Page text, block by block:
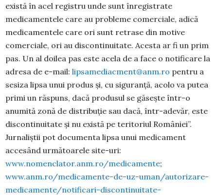
există în acel registru unde sunt înregistrate
medicamentele care au probleme comerciale, adică
medicamentele care ori sunt retrase din motive
comerciale, ori au discontinuitate. Acesta ar fi un prim
pas. Un al doilea pas este acela de a face o notificare la
adresa de e-mail: lipsamediacment@anm.ro pentru a
sesiza lipsa unui produs și, cu siguranță, acolo va putea
primi un răspuns, dacă produsul se găsește într-o
anumită zonă de distribuție sau dacă, într-adevăr, este
discontinuitate și nu există pe teritoriul României”.
Jurnaliștii pot documenta lipsa unui medicament
accesând următoarele site-uri:
www.nomenclator.anm.ro/medicamente;
www.anm.ro/medicamente-de-uz-uman/autorizare-
medicamente/notificari-discontinuitate-